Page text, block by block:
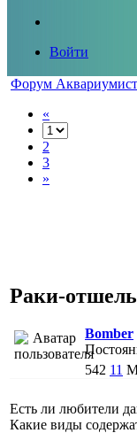
Войти
Форум
«
2
3
»
Раки-
Bomber
542 11
Есть ли любители
Какие виды